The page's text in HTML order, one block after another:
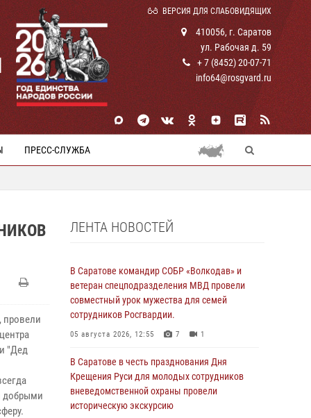
ВЕРСИЯ ДЛЯ СЛАБОВИДЯЩИХ
410056, г. Саратов
ул. Рабочая д. 59
+ 7 (8452) 20-07-71
info64@rosgvard.ru
ПРЕСС-СЛУЖБА
провели
"Дед
добрыми
ЛЕНТА НОВОСТЕЙ
В Саратове командир СОБР «Волкодав» и
ветеран спецподразделения МВД провели
совместный урок мужества для семей
сотрудников Росгвардии.
05 августа 2026, 12:55 7 1
В Саратове в честь празднования Дня
Крещения Руси для молодых сотрудников
вневедомственной охраны провели
историческую экскурсию